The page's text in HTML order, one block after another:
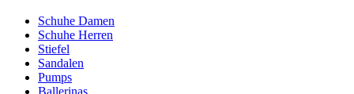
Schuhe Damen
Schuhe Herren
Stiefel
Sandalen
Pumps
Ballerinas